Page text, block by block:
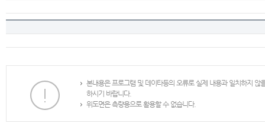
본내용은 프로그램 및 데이타등의 오류로 실제 내용과 일치하지
하시기 바랍니다.
위도면은 측량용으로 활용할 수 없습니다.